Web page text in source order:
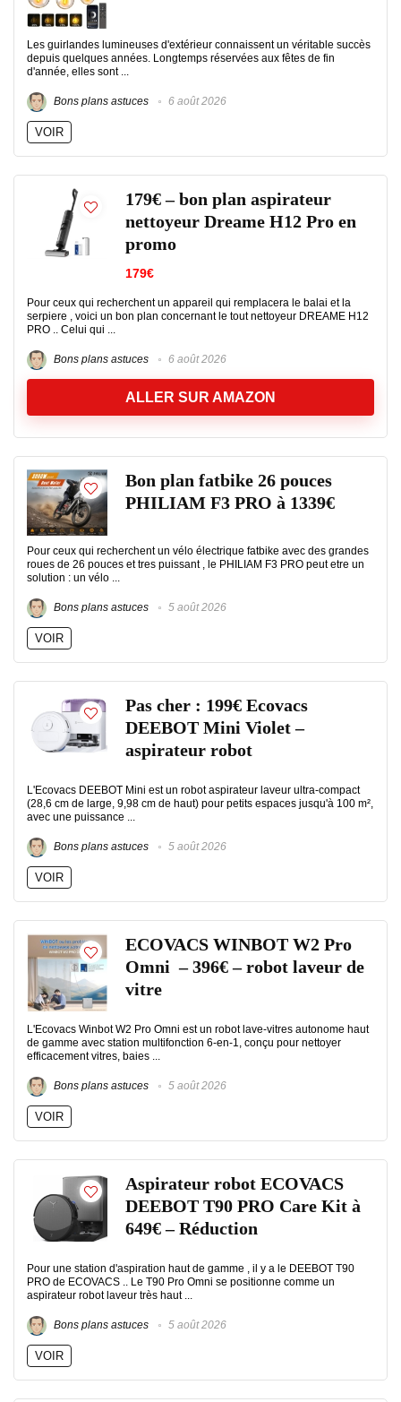
Les guirlandes lumineuses d'extérieur connaissent un véritable succès
depuis quelques années. Longtemps réservées aux fêtes de fin
d'année, elles sont ...
Bons plans astuces 6 août 2026
VOIR
179€ – bon plan aspirateur
nettoyeur Dreame H12 Pro en
promo
179€
Pour ceux qui recherchent un appareil qui remplacera le balai et la
serpiere , voici un bon plan concernant le tout nettoyeur DREAME H12
PRO .. Celui qui ...
Bons plans astuces 6 août 2026
ALLER SUR AMAZON
Bon plan fatbike 26 pouces
PHILIAM F3 PRO à 1339€
Pour ceux qui recherchent un vélo électrique fatbike avec des grandes
roues de 26 pouces et tres puissant , le PHILIAM F3 PRO peut etre un
solution : un vélo ...
Bons plans astuces 5 août 2026
VOIR
Pas cher : 199€ Ecovacs
DEEBOT Mini Violet –
aspirateur robot
L'Ecovacs DEEBOT Mini est un robot aspirateur laveur ultra-compact
(28,6 cm de large, 9,98 cm de haut) pour petits espaces jusqu'à 100 m²,
avec une puissance ...
Bons plans astuces 5 août 2026
VOIR
ECOVACS WINBOT W2 Pro
Omni – 396€ – robot laveur de
vitre
L'Ecovacs Winbot W2 Pro Omni est un robot lave-vitres autonome haut
de gamme avec station multifonction 6-en-1, conçu pour nettoyer
efficacement vitres, baies ...
Bons plans astuces 5 août 2026
VOIR
Aspirateur robot ECOVACS
DEEBOT T90 PRO Care Kit à
649€ – Réduction
Pour une station d'aspiration haut de gamme , il y a le DEEBOT T90
PRO de ECOVACS .. Le T90 Pro Omni se positionne comme un
aspirateur robot laveur très haut ...
Bons plans astuces 5 août 2026
VOIR